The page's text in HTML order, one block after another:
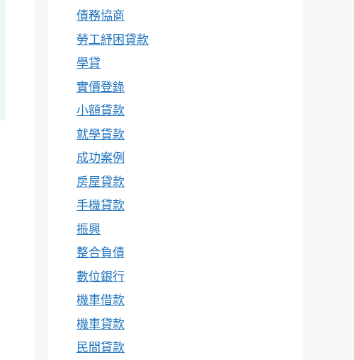
債務協商
勞工紓困貸款
學貸
實價登錄
小額貸款
就學貸款
成功案例
房屋貸款
手機貸款
振興
整合負債
數位銀行
機車借款
機車貸款
民間貸款